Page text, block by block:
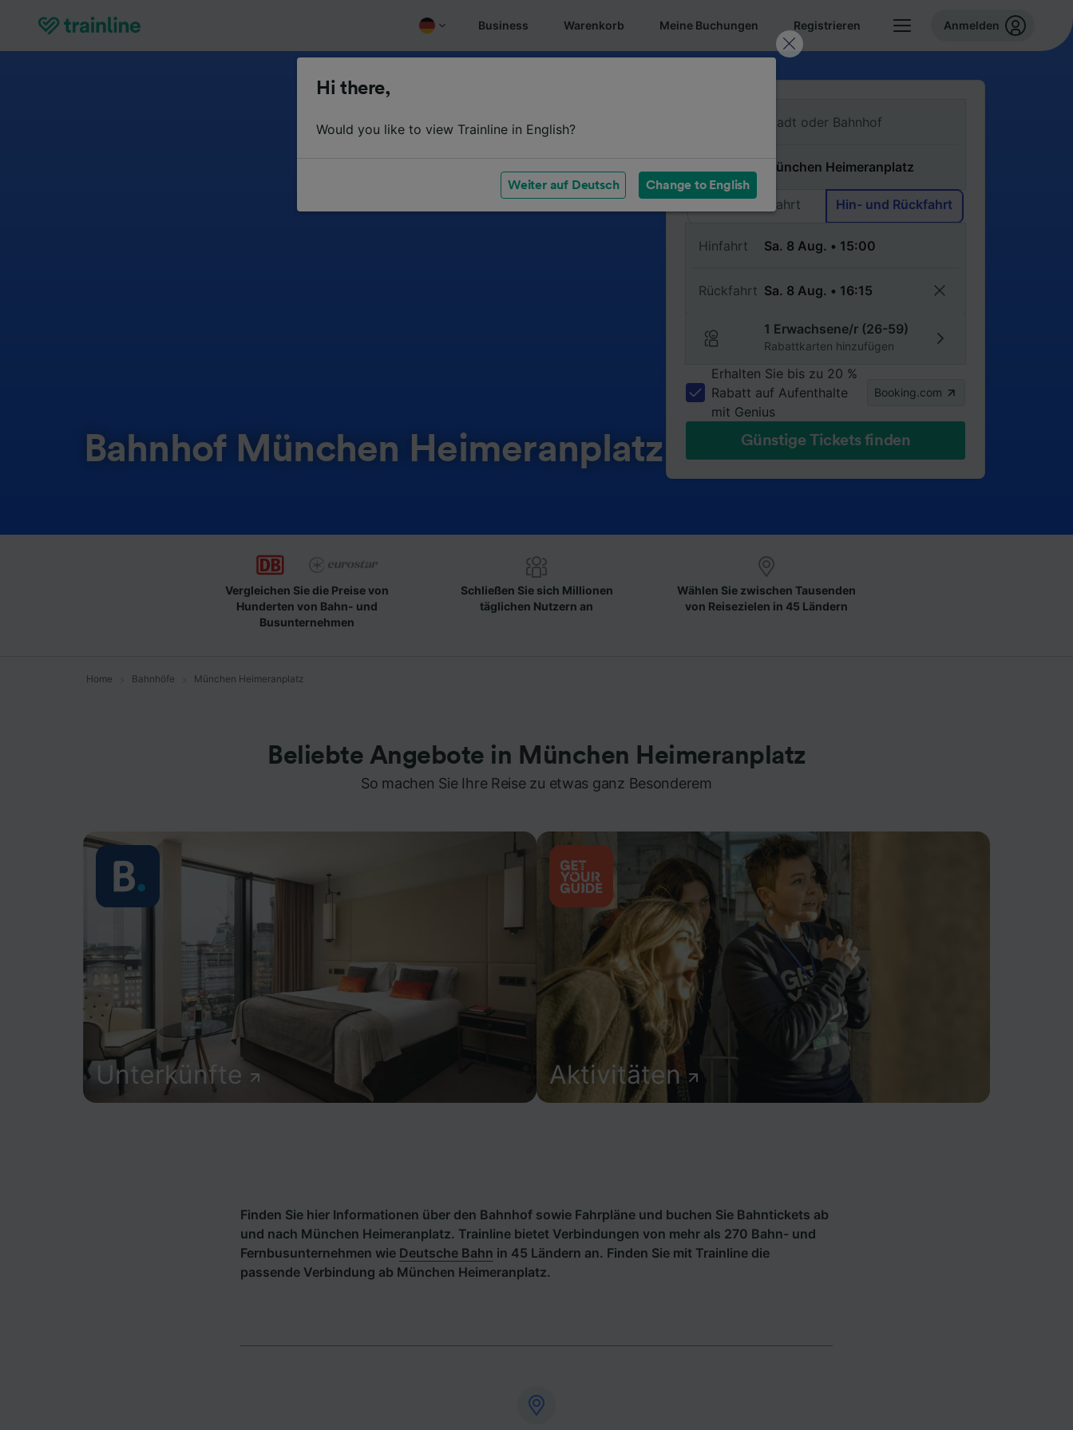
Business Warenkorb Meine Buchungen Registrieren Anmelden
Bahnhof München Heimeranplatz
Einfache Fahrt Hin- und Rückfahrt
Hinfahrt
Rückfahrt
1 Erwachsene/r (26-59)
Rabattkarten hinzufügen
Erhalten Sie bis zu 20 %
Rabatt auf Aufenthalte
mit Genius
Booking.com
Günstige Tickets finden
Vergleichen Sie die Preise von
Hunderten von Bahn- und
Busunternehmen
Schließen Sie sich Millionen
täglichen Nutzern an
Wählen Sie zwischen Tausenden
von Reisezielen in 45 Ländern
Home Bahnhöfe München Heimeranplatz
Beliebte Angebote in München Heimeranplatz
So machen Sie Ihre Reise zu etwas ganz Besonderem
Unterkünfte Aktivitäten
Finden Sie hier Informationen über den Bahnhof sowie Fahrpläne und buchen Sie Bahntickets ab
und nach München Heimeranplatz. Trainline bietet Verbindungen von mehr als 270 Bahn- und
Fernbusunternehmen wie Deutsche Bahn in 45 Ländern an. Finden Sie mit Trainline die
passende Verbindung ab München Heimeranplatz.
Hi there,
Would you like to view Trainline in English?
Weiter auf Deutsch Change to English